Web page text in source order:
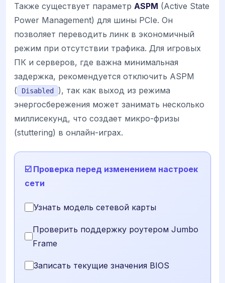
Также существует параметр ASPM (Active State
Power Management) для шины PCIe. Он
позволяет переводить линк в экономичный
режим при отсутствии трафика. Для игровых
ПК и серверов, где важна минимальная
задержка, рекомендуется отключить ASPM
(
Disabled
), так как выход из режима
энергосбережения может занимать несколько
миллисекунд, что создает микро-фризы
(stuttering) в онлайн-играх.
☑️ Проверка перед изменением настроек
сети
Узнать модель сетевой карты
Проверить поддержку роутером Jumbo
Frame
Записать текущие значения BIOS